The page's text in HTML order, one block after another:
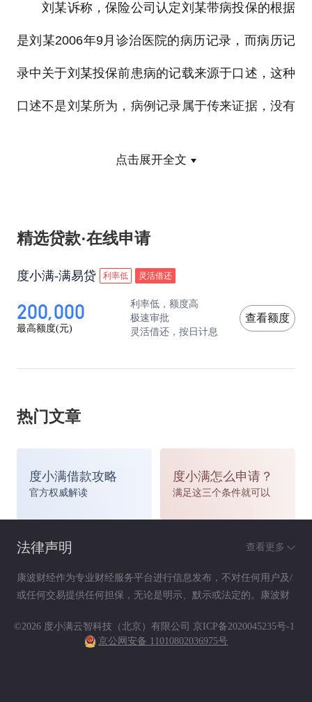
刘某诉称，保险公司认定刘某带病投保的根据
是刘某2006年9月诊治医院的病历记录，而病历记
录中关于刘某投保前患病的记载来源于口述，这种
口述不是刘某所为，病例记录属于传来证据，没有
外，保险公司的业务员在订立保险合同时，没有依
法向刘某说明保险条款。
被告保险公司辩称，被告业务员在订立保险合
同时已向原告刘某说明了保险条款，原告刘某在投
法院经审理查明，原告刘某在投保单健康告知
栏中，对两年内的健康检查、五年内疾病状况、目
点击展开全文
精选贷款·在线申请
度小满-满易贷 利率低 灵活借还
200,000
最高额度(元)
利率低，额度高
极速审批
灵活借还，按日计息
查看额度
热门文章
度小满借款攻略
官方权威解读
度小满怎么申请？
满足这三个条件就可以
法律声明 查看更多
康波财经作为专业财经服务平台进行信息发布，不对任何用户及/
或任何交易提供任何担保，无论是明示、默示或法定的。康波财
链接）仅供参考（如：历史或预期收益不代表实际收益），不作
为任何法律文件，亦不构成任何邀约、投资建议或承诺，用户应
©2026 度小满云智科技（北京）有限公司 京ICP备2020045235号-1
京公网安备 11010802036975号